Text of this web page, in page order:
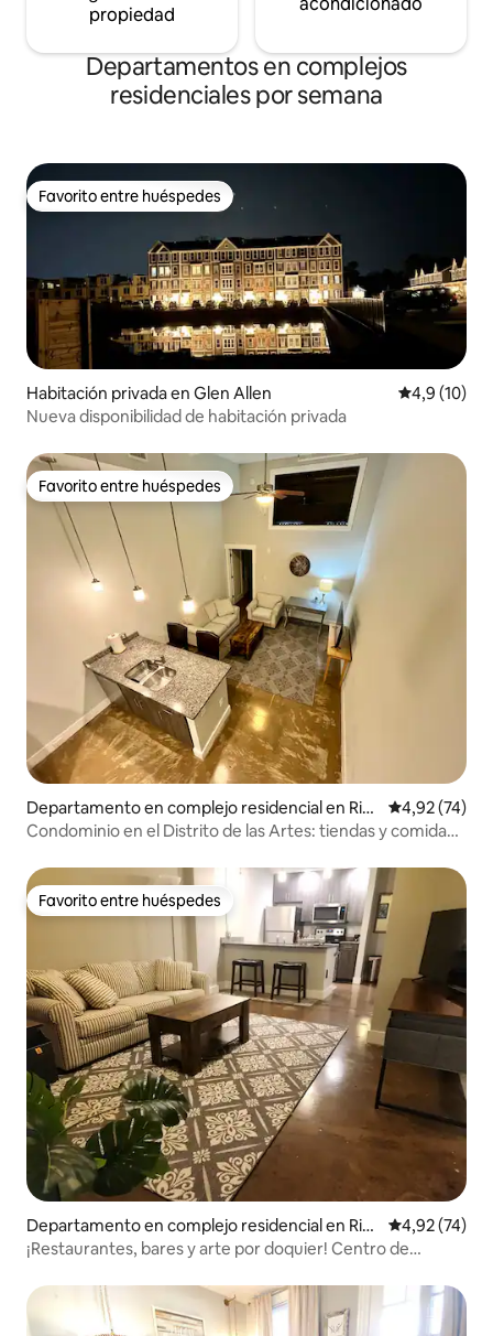
propiedad
Departamentos en complejos
residenciales por semana
Favorito entre huéspedes
Favorito entre huéspedes
Habitación privada en Glen Allen Calificación
4,9 (10)
Nueva disponibilidad de habitación privada
Favorito entre huéspedes
Favorito entre huéspedes
Departamento en complejo residencial en Ric
hmond
Calificación
4,92 (74)
Condominio en el Distrito de las Artes: tiendas y comida
Favorito entre huéspedes
Favorito entre huéspedes
Departamento en complejo residencial en Ric
hmond
Calificación
4,92 (74)
¡Restaurantes, bares y arte por doquier! Centro de